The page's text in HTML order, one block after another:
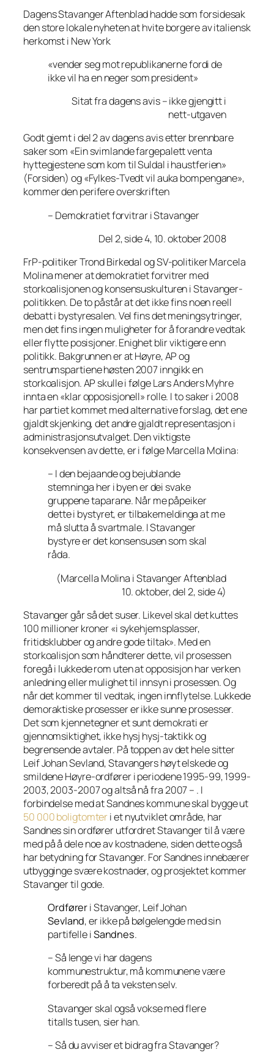
Dagens Stavanger Aftenblad hadde som forsidesak
den store lokale nyheten at hvite borgere av italiensk
herkomst i New York
«vender seg mot republikanerne fordi de
ikke vil ha en neger som president»
Sitat fra dagens avis – ikke gjengitt i
nett-utgaven
Godt gjemt i del 2 av dagens avis etter brennbare
saker som «Ein svimlande fargepalett venta
hyttegjestene som kom til Suldal i haustferien»
(Forsiden) og «Fylkes-Tvedt vil auka bompengane»,
kommer den perifere overskriften
– Demokratiet forvitrar i Stavanger
Del 2, side 4, 10. oktober 2008
FrP-politiker Trond Birkedal og SV-politiker Marcela
Molina mener at demokratiet forvitrer med
storkoalisjonen og konsensuskulturen i Stavanger-
politikken. De to påstår at det ikke fins noen reell
debatt i bystyresalen. Vel fins det meningsytringer,
men det fins ingen muligheter for å forandre vedtak
eller flytte posisjoner. Enighet blir viktigere enn
politikk. Bakgrunnen er at Høyre, AP og
sentrumspartiene høsten 2007 inngikk en
storkoalisjon. AP skulle i følge Lars Anders Myhre
innta en «klar opposisjonell» rolle. I to saker i 2008
har partiet kommet med alternative forslag, det ene
gjaldt skjenking, det andre gjaldt representasjon i
administrasjonsutvalget. Den viktigste
konsekvensen av dette, er i følge Marcella Molina:
– I den bejaande og bejublande
stemninga her i byen er dei svake
gruppene taparane. Når me påpeiker
dette i bystyret, er tilbakemeldinga at me
må slutta å svartmale. I Stavanger
bystyre er det konsensusen som skal
råda.
(Marcella Molina i Stavanger Aftenblad
10. oktober, del 2, side 4)
Stavanger går så det suser. Likevel skal det kuttes
100 millioner kroner «i sykehjemsplasser,
fritidsklubber og andre gode tiltak». Med en
storkoalisjon som håndterer dette, vil prosessen
foregå i lukkede rom uten at opposisjon har verken
anledning eller mulighet til innsyn i prosessen. Og
når det kommer til vedtak, ingen innflytelse. Lukkede
demoraktiske prosesser er ikke sunne prosesser.
Det som kjennetegner et sunt demokrati er
gjennomsiktighet, ikke hysj hysj-taktikk og
begrensende avtaler. På toppen av det hele sitter
Leif Johan Sevland, Stavangers høyt elskede og
smildene Høyre-ordfører i periodene 1995-99, 1999-
2003, 2003-2007 og altså nå fra 2007 – . I
forbindelse med at Sandnes kommune skal bygge ut
50 000 boligtomteri et nyutviklet område, har
Sandnes sin ordfører utfordret Stavanger til å være
med på å dele noe av kostnadene, siden dette også
har betydning for Stavanger. For Sandnes innebærer
utbygginge svære kostnader, og prosjektet kommer
Stavanger til gode.
Ordføreri Stavanger, Leif Johan
Sevland, er ikke på bølgelengde med sin
partifelle iSandnes.
– Så lenge vi har dagens
kommunestruktur, må kommunene være
forberedt på å ta veksten selv.
Stavanger skal også vokse med flere
titalls tusen, sier han.
– Så du avviser et bidrag fra Stavanger?